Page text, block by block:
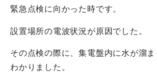
緊急点検に向かった時です。
設置場所の電波状況が原因でした。
その点検の際に、集電盤内に水が溜
わかりました。